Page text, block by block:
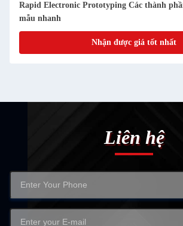
CNC chính xác cho ngành công nghiệp
Nhận được giá tốt nhất
Liên hệ